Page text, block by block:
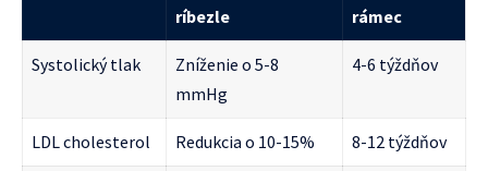
ríbezle
rámec
Systolický tlak
Zníženie o 5-8
mmHg
4-6 týždňov
LDL cholesterol Redukcia o 10-15% 8-12 týždňov